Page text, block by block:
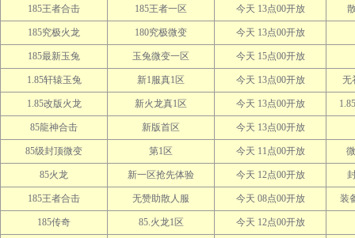
185王者合击 185王者一区 今天 13点00开放
185究极火龙 180究极微变 今天 13点00开放
185最新玉兔 玉兔微变一区 今天 15点00开放
1.85轩辕玉兔 新1服真1区 今天 13点00开放 无
1.85改版火龙 新火龙真1区 今天 13点00开放
85龍神合击 新版首区 今天 13点00开放
85级封顶微变 第1区 今天 11点00开放
85火龙 新一区抢先体验 今天 12点00开放
185王者合击 无赞助散人服 今天 08点00开放 装
185传奇 85.火龙1区 今天 12点00开放